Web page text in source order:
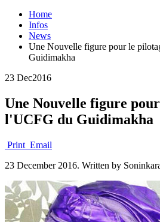
Home
Infos
News
Une Nouvelle figure pour le
Guidimakha
23 Dec2016
Une Nouvelle figure
l'UCFG du Guidimakha
Print Email
23 December 2016. Written by